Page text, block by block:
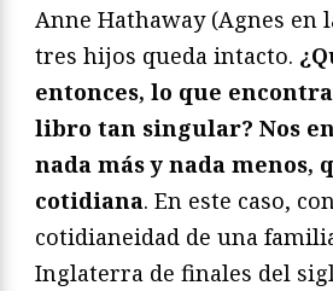
Anne Hathaway (Agnes en
tres hijos queda intacto.
entonces, lo que
libro tan singular? Nos
nada más y nada menos,
cotidiana. En este caso,
cotidianeidad de una
Inglaterra de finales del